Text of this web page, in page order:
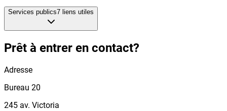
Services publics7 liens utiles
Prêt à entrer en contact?
Adresse
Bureau 20
245 av. Victoria